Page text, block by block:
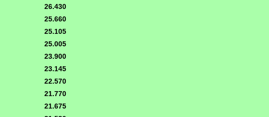
26.430
25.660
25.105
25.005
23.900
23.145
22.570
21.770
21.675